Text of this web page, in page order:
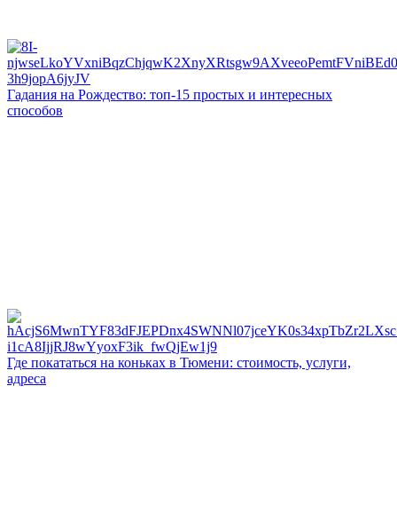
Гадания на Рождество: топ-15 простых и интересных
способов
Где покататься на коньках в Тюмени: стоимость, услуги,
адреса